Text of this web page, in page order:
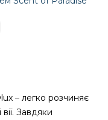
– легко розчиняє
Завдяки